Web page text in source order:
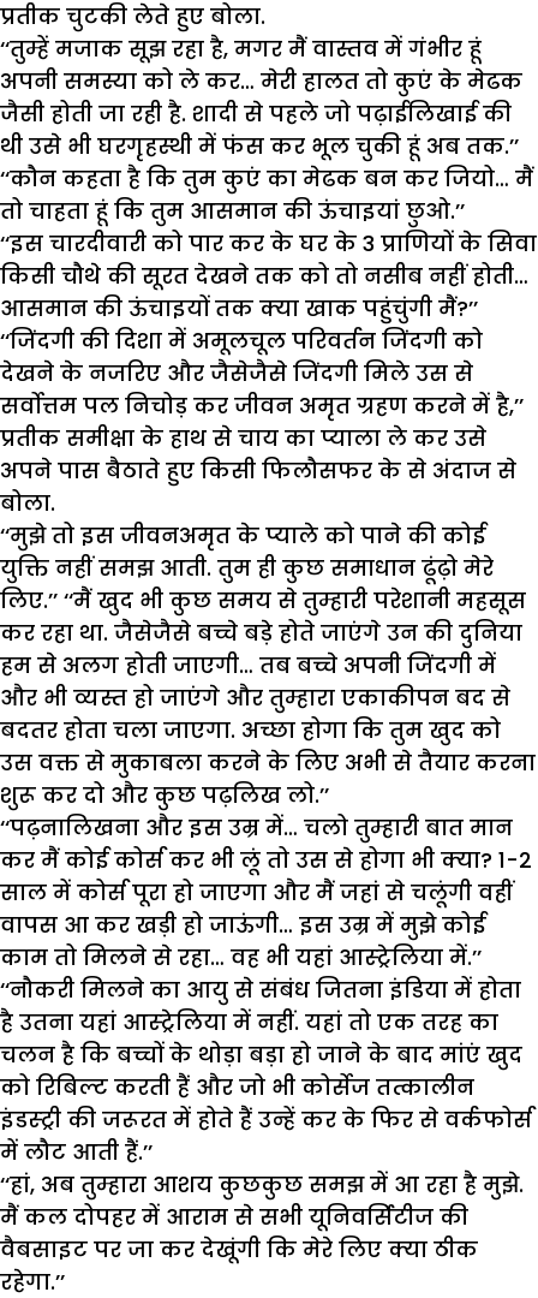
प्रतीक चुटकी लेते हुए बोला.
‘‘तुम्हें मजाक सूझ रहा है, मगर मैं वास्तव में गंभीर हूं
अपनी समस्या को ले कर… मेरी हालत तो कुएं के मेढक
जैसी होती जा रही है. शादी से पहले जो पढ़ाईलिखाई की
थी उसे भी घरगृहस्थी में फंस कर भूल चुकी हूं अब तक.’’
‘‘कौन कहता है कि तुम कुएं का मेढक बन कर जियो… मैं
तो चाहता हूं कि तुम आसमान की ऊंचाइयां छुओ.’’
‘‘इस चारदीवारी को पार कर के घर के 3 प्राणियों के सिवा
किसी चौथे की सूरत देखने तक को तो नसीब नहीं होती…
आसमान की ऊंचाइयों तक क्या खाक पहुंचुंगी मैं?’’
‘‘जिंदगी की दिशा में अमूलचूल परिवर्तन जिंदगी को
देखने के नजरिए और जैसेजैसे जिंदगी मिले उस से
सर्वोत्तम पल निचोड़ कर जीवन अमृत ग्रहण करने में है,’’
प्रतीक समीक्षा के हाथ से चाय का प्याला ले कर उसे
अपने पास बैठाते हुए किसी फिलौसफर के से अंदाज से
बोला.
‘‘मुझे तो इस जीवनअमृत के प्याले को पाने की कोई
युक्ति नहीं समझ आती. तुम ही कुछ समाधान ढूंढ़ो मेरे
लिए.’’ ‘‘मैं खुद भी कुछ समय से तुम्हारी परेशानी महसूस
कर रहा था. जैसेजैसे बच्चे बड़े होते जाएंगे उन की दुनिया
हम से अलग होती जाएगी… तब बच्चे अपनी जिंदगी में
और भी व्यस्त हो जाएंगे और तुम्हारा एकाकीपन बद से
बदतर होता चला जाएगा. अच्छा होगा कि तुम खुद को
उस वक्त से मुकाबला करने के लिए अभी से तैयार करना
शुरू कर दो और कुछ पढ़लिख लो.’’
‘‘पढ़नालिखना और इस उम्र में… चलो तुम्हारी बात मान
कर मैं कोई कोर्स कर भी लूं तो उस से होगा भी क्या? 1-2
साल में कोर्स पूरा हो जाएगा और मैं जहां से चलूंगी वहीं
वापस आ कर खड़ी हो जाऊंगी… इस उम्र में मुझे कोई
काम तो मिलने से रहा… वह भी यहां आस्ट्रेलिया में.’’
‘‘नौकरी मिलने का आयु से संबंध जितना इंडिया में होता
है उतना यहां आस्ट्रेलिया में नहीं. यहां तो एक तरह का
चलन है कि बच्चों के थोड़ा बड़ा हो जाने के बाद मांएं खुद
को रिबिल्ट करती हैं और जो भी कोर्सेज तत्कालीन
इंडस्ट्री की जरूरत में होते हैं उन्हें कर के फिर से वर्कफोर्स
में लौट आती हैं.’’
‘‘हां, अब तुम्हारा आशय कुछकुछ समझ में आ रहा है मुझे.
मैं कल दोपहर में आराम से सभी यूनिवर्सिटीज की
वैबसाइट पर जा कर देखूंगी कि मेरे लिए क्या ठीक
रहेगा.’’